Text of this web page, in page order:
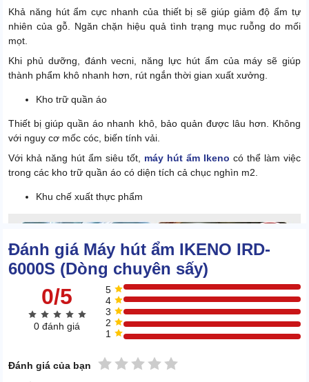
Khả năng hút ẩm cực nhanh của thiết bị sẽ giúp giảm độ ẩm tự
nhiên của gỗ. Ngăn chặn hiệu quả tình trạng mục ruỗng do mối
mọt.
Khi phủ dưỡng, đánh vecni, năng lực hút ẩm của máy sẽ giúp
thành phẩm khô nhanh hơn, rút ngắn thời gian xuất xưởng.
Kho trữ quần áo
Thiết bị giúp quần áo nhanh khô, bảo quản được lâu hơn. Không
với nguy cơ mốc cóc, biến tính vải.
Với khả năng hút ẩm siêu tốt, máy hút ẩm Ikeno có thể làm việc
trong các kho trữ quần áo có diện tích cả chục nghìn m2.
Khu chế xuất thực phẩm
Đánh giá Máy hút ẩm IKENO IRD-
6000S (Dòng chuyên sấy)
0/5
0 đánh giá
5
4
3
2
1
Đánh giá của bạn 5 sao
4 sao
3 sao
2 sao
1 sao